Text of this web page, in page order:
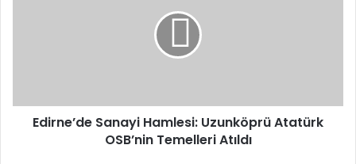
Edirne’de Sanayi Hamlesi: Uzunköprü Atatürk
OSB’nin Temelleri Atıldı